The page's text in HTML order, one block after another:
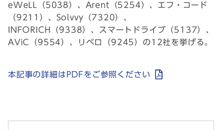
eWeLL（5038）、Arent（5254）、エフ・コード
（9211）、Solvvy（7320）、
INFORICH（9338）、スマートドライブ（5137）、
AViC（9554）、リベロ（9245）の12社を挙げる。
本記事の詳細はPDFをご参照ください